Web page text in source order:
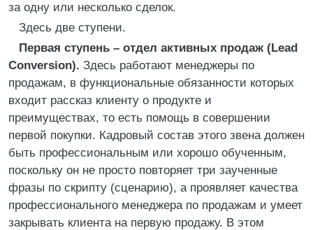
за одну или несколько сделок.
Здесь две ступени.
Первая ступень – отдел активных продаж (Lead
Conversion). Здесь работают менеджеры по
продажам, в функциональные обязанности которых
входит рассказ клиенту о продукте и
преимуществах, то есть помощь в совершении
первой покупки. Кадровый состав этого звена должен
быть профессиональным или хорошо обученным,
поскольку он не просто повторяет три заученные
фразы по скрипту (сценарию), а проявляет качества
профессионального менеджера по продажам и умеет
закрывать клиента на первую продажу. В этом